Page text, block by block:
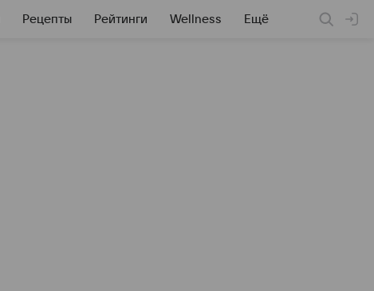
Рецепты Рейтинги Wellness Ещё